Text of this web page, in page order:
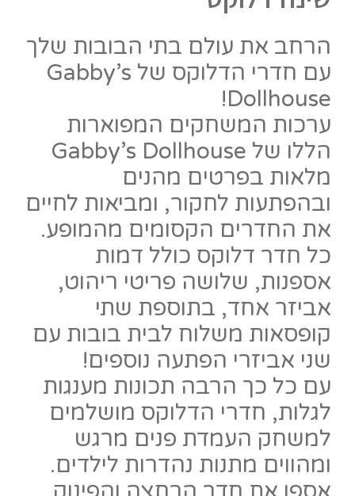
הרחב את עולם בתי הבובות שלך
עם חדרי הדלוקס של Gabby’s
Dollhouse!
ערכות המשחקים המפוארות
הללו של Gabby’s Dollhouse
מלאות בפרטים מהנים
ובהפתעות לחקור, ומביאות לחיים
את החדרים הקסומים מהמופע.
כל חדר דלוקס כולל דמות
אספנות, שלושה פריטי ריהוט,
אביזר אחד, בתוספת שתי
קופסאות משלוח לבית בובות עם
שני אביזרי הפתעה נוספים!
עם כל כך הרבה תכונות מענגות
לגלות, חדרי הדלוקס מושלמים
למשחק העמדת פנים מרגש
ומהווים מתנות נהדרות לילדים.